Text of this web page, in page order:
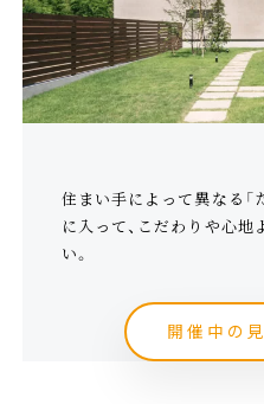
住まい手によって異なる「
に入って、こだわりや心
い。
開催中の